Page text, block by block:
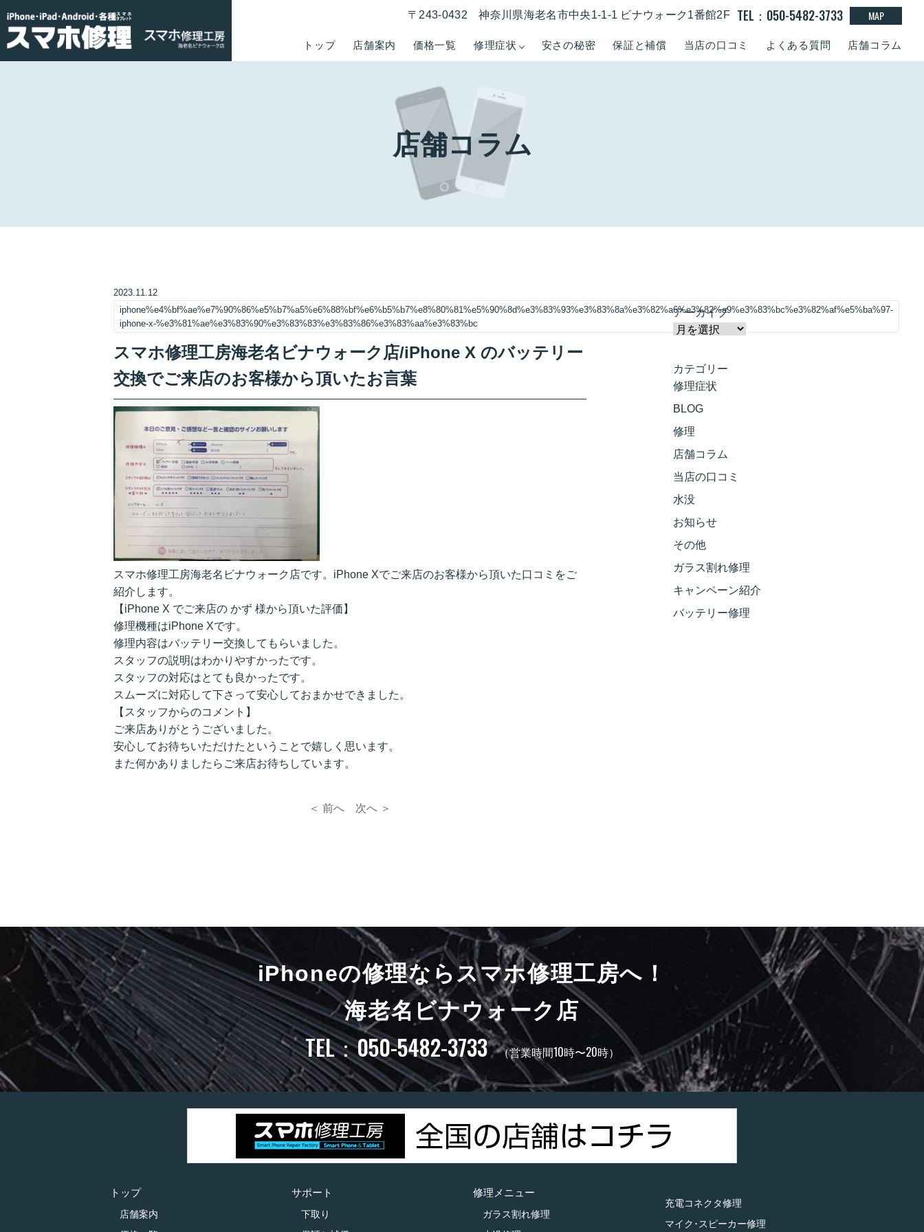
トップ 店舗案内 価格一覧 修理症状 安さの秘密 保証と補償 当店の口コミ よくある質問 店舗コラム
〒243-0432 神奈川県海老名市中央1-1-1 ビナウォーク1番館2F TEL：050-5482-3733 MAP
店舗コラム
2023.11.12
iphone%e4%bf%ae%e7%90%86%e5%b7%a5%e6%88%bf%e6%b5%b7%e8%80%81%e5%90%8d%e3%83%93%e3%83%8a%e3%82%a6%e3%82%a9%e3%83%bc%e3%82%af%e5%ba%97-
iphone-x-%e3%81%ae%e3%83%90%e3%83%83%e3%83%86%e3%83%aa%e3%83%bc
スマホ修理工房海老名ビナウォーク店/iPhone X のバッテリー
交換でご来店のお客様から頂いたお言葉
スマホ修理工房海老名ビナウォーク店です。iPhone Xでご来店のお客様から頂いた口コミをご
紹介します。
【iPhone X でご来店の かず 様から頂いた評価】
修理機種はiPhone Xです。
修理内容はバッテリー交換してもらいました。
スタッフの説明はわかりやすかったです。
スタッフの対応はとても良かったです。
スムーズに対応して下さって安心しておまかせできました。
【スタッフからのコメント】
ご来店ありがとうございました。
安心してお待ちいただけたということで嬉しく思います。
また何かありましたらご来店お待ちしています。
＜ 前へ 次へ ＞
アーカイブ
カテゴリー
修理症状
BLOG
修理
店舗コラム
当店の口コミ
水没
お知らせ
その他
ガラス割れ修理
キャンペーン紹介
バッテリー修理
iPhoneの修理ならスマホ修理工房へ！
海老名ビナウォーク店
TEL：050-5482-3733 （営業時間10時〜20時）
トップ
店舗案内
サポート
下取り
修理メニュー
ガラス割れ修理
充電コネクタ修理
マイク･スピーカー修理